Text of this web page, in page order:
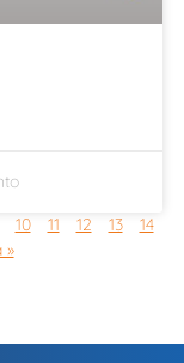
10 11 12 13
14
»